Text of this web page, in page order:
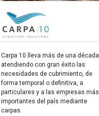
Carpa 10 lleva más de una década
atendiendo con gran éxito las
necesidades de cubrimiento, de
forma temporal o definitiva, a
particulares y a las empresas más
importantes del país mediante
carpas.